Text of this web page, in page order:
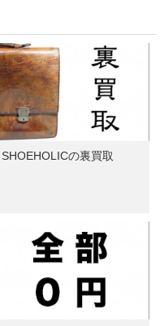
SHOEHOLICの裏買取